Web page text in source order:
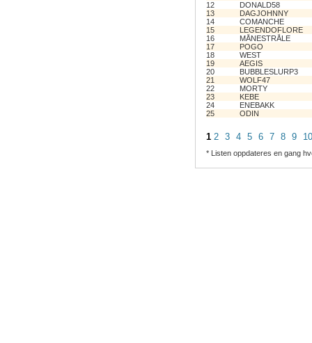
12
DONALD58
13
DAGJOHNNY
14
COMANCHE
15
LEGENDOFLORE
16
MÅNESTRÅLE
17
POGO
18
WEST
19
AEGIS
20
BUBBLESLURP3
21
WOLF47
22
MORTY
23
KEBE
24
ENEBAKK
25
ODIN
1 2 3 4 5 6 7 8 9 10
* Listen oppdateres en gang